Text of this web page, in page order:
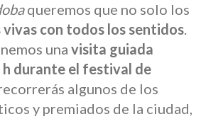
queremos que no solo los
vivas con todos los sentidos.
una visita guiada
h durante el festival de
algunos de los
y premiados de la ciudad,